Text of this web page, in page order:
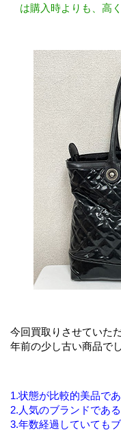
は購入時よりも、高
今回買取りさせていた
年前の少し古い商品で
1.状態が比較的美品で
2.人気のブランドであ
3.年数経過していても